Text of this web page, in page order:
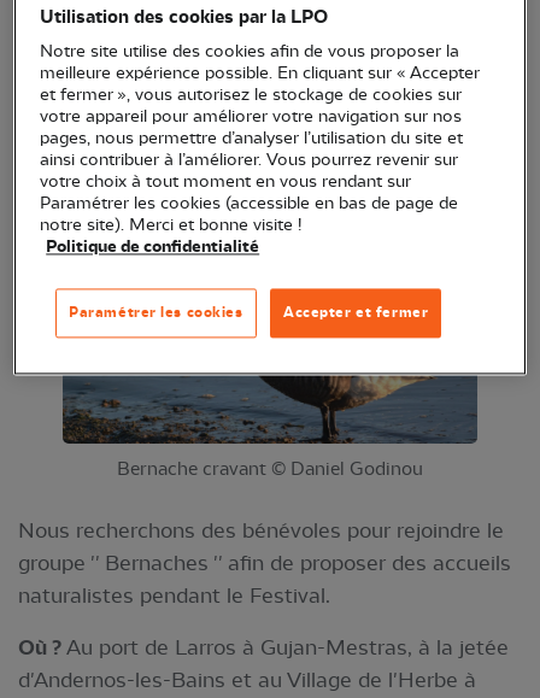
Du 19 au 27 novembre, nous organisons la 5ème
édition du Festival de la Bernache sur le Bassin
d'Arcachon en partenariat avec le Parc naturel
régional des Landes de Gascogne et la SEPANSO.
Rejoignez l'aventure en intégrant le groupe
Bernaches !
Bernache cravant © Daniel Godinou
Nous recherchons des bénévoles pour rejoindre le
groupe '' Bernaches '' afin de proposer des accueils
naturalistes pendant le Festival.
Où ? Au port de Larros à Gujan-Mestras, à la jetée
d'Andernos-les-Bains et au Village de l'Herbe à
Utilisation des cookies par la LPO
Notre site utilise des cookies afin de vous proposer la
meilleure expérience possible. En cliquant sur « Accepter
et fermer », vous autorisez le stockage de cookies sur
votre appareil pour améliorer votre navigation sur nos
pages, nous permettre d’analyser l’utilisation du site et
ainsi contribuer à l’améliorer. Vous pourrez revenir sur
votre choix à tout moment en vous rendant sur
Paramétrer les cookies (accessible en bas de page de
notre site). Merci et bonne visite !
Politique de confidentialité
Accepter et fermer
Paramétrer les cookies